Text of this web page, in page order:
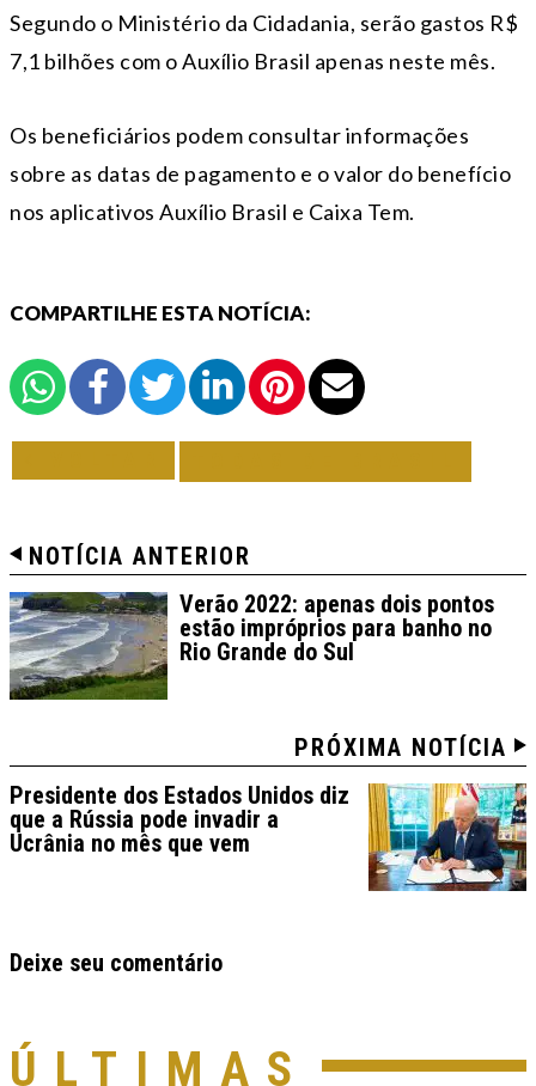
Segundo o Ministério da Cidadania, serão gastos R$
7,1 bilhões com o Auxílio Brasil apenas neste mês.
Os beneficiários podem consultar informações
sobre as datas de pagamento e o valor do benefício
nos aplicativos Auxílio Brasil e Caixa Tem.
COMPARTILHE ESTA NOTÍCIA:
NOTÍCIA ANTERIOR
Verão 2022: apenas dois pontos
estão impróprios para banho no
Rio Grande do Sul
PRÓXIMA NOTÍCIA
Presidente dos Estados Unidos diz
que a Rússia pode invadir a
Ucrânia no mês que vem
Deixe seu comentário
ÚLTIMAS